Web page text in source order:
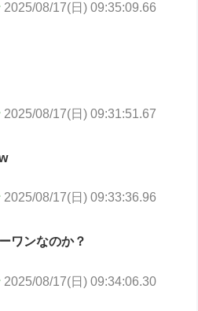
2025/08/17(日) 09:35:09.66
2025/08/17(日) 09:31:51.67
2025/08/17(日) 09:33:36.96
ワンなのか？
2025/08/17(日) 09:34:06.30